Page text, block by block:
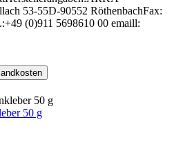
53-55D-90552 RöthenbachFax:
(0)911 5698610 00 emaill:
50 g